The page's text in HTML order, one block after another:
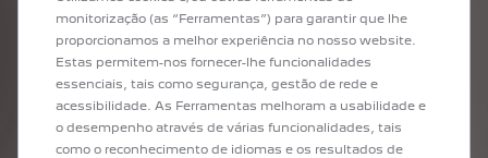
base no valor anunciado de emissões de CO2,
podendo vir a sofrer alterações (incluindo para
valor superior), tendo em conta a nova
metodologia de cálculo das emissões de CO2
(por
via do
Worldwide
que só poderá ser apurado o valor final de ISV
aquando da produção do veículo encomendado.
monitorização (as “Ferramentas”) para garantir que lhe
proporcionamos a melhor experiência no nosso website.
Estas permitem-nos fornecer-lhe funcionalidades
essenciais, tais como segurança, gestão de rede e
acessibilidade. As Ferramentas melhoram a usabilidade e
o desempenho através de várias funcionalidades, tais
como o reconhecimento de idiomas e os resultados de